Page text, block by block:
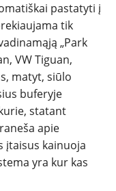
pastatyti į
tik
„Park
VW Tiguan,
matyt, siūlo
buferyje
statant
apie
įtaisus kainuoja
yra kur kas